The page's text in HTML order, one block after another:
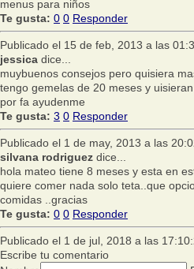
menus para niños
Te gusta: 0 0 Responder
Publicado el 15 de feb, 2013 a las
jessica dice...
muybuenos consejos pero quisiera
tengo gemelas de 20 meses y
por fa ayudenme
Te gusta: 3 0 Responder
Publicado el 1 de may, 2013 a las
silvana rodriguez dice...
hola mateo tiene 8 meses y esta en
quiere comer nada solo teta..que
comidas ..gracias
Te gusta: 0 0 Responder
Publicado el 1 de jul, 2018 a las
Escribe tu comentario